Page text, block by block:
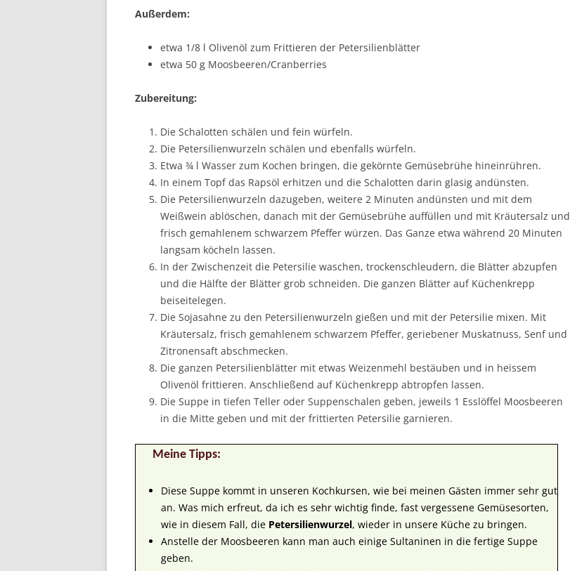
Außerdem:
etwa 1/8 l Olivenöl zum Frittieren der Petersilienblätter
etwa 50 g Moosbeeren/Cranberries
Zubereitung:
Die Schalotten schälen und fein würfeln.
Die Petersilienwurzeln schälen und ebenfalls würfeln.
Etwa ¾ l Wasser zum Kochen bringen, die gekörnte Gemüsebrühe hineinrühren.
In einem Topf das Rapsöl erhitzen und die Schalotten darin glasig andünsten.
Die Petersilienwurzeln dazugeben, weitere 2 Minuten andünsten und mit dem
Weißwein ablöschen, danach mit der Gemüsebrühe auffüllen und mit Kräutersalz und
frisch gemahlenem schwarzem Pfeffer würzen. Das Ganze etwa während 20 Minuten
langsam köcheln lassen.
In der Zwischenzeit die Petersilie waschen, trockenschleudern, die Blätter abzupfen
und die Hälfte der Blätter grob schneiden. Die ganzen Blätter auf Küchenkrepp
beiseitelegen.
Die Sojasahne zu den Petersilienwurzeln gießen und mit der Petersilie mixen. Mit
Kräutersalz, frisch gemahlenem schwarzem Pfeffer, geriebener Muskatnuss, Senf und
Zitronensaft abschmecken.
Die ganzen Petersilienblätter mit etwas Weizenmehl bestäuben und in heissem
Olivenöl frittieren. Anschließend auf Küchenkrepp abtropfen lassen.
Die Suppe in tiefen Teller oder Suppenschalen geben, jeweils 1 Esslöffel Moosbeeren
in die Mitte geben und mit der frittierten Petersilie garnieren.
Meine Tipps:
Diese Suppe kommt in unseren Kochkursen, wie bei meinen Gästen immer sehr gut
an. Was mich erfreut, da ich es sehr wichtig finde, fast vergessene Gemüsesorten,
wie in diesem Fall, die Petersilienwurzel, wieder in unsere Küche zu bringen.
Anstelle der Moosbeeren kann man auch einige Sultaninen in die fertige Suppe
geben.